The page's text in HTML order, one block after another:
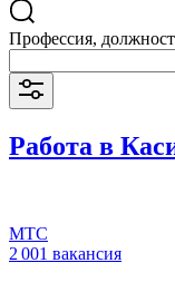
Профессия,
Работа в
МТС
2 001 вакансия